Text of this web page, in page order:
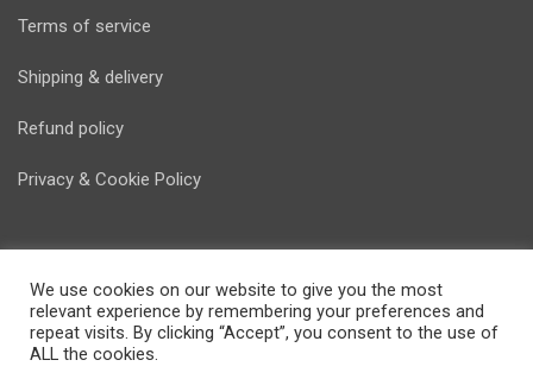
Terms of service
Shipping & delivery
Refund policy
Privacy & Cookie Policy
© Copyright Energostore 2020. Developed byPondi d.o.o.
We use cookies on our website to give you the most
relevant experience by remembering your preferences and
repeat visits. By clicking “Accept”, you consent to the use of
ALL the cookies.